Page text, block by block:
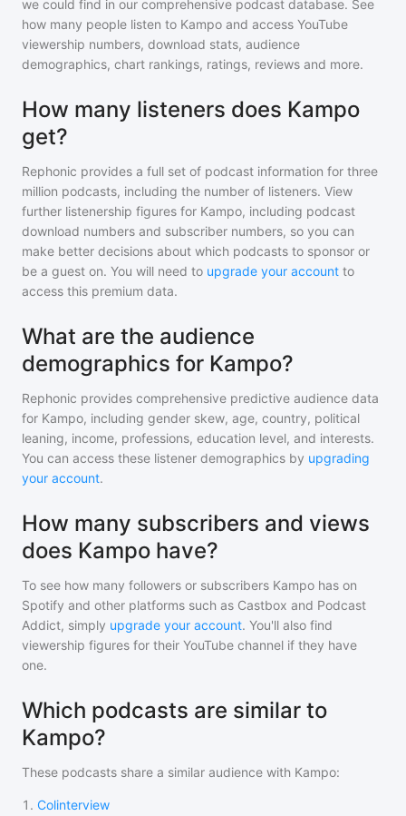
we could find in our comprehensive podcast database. See
how many people listen to Kampo and access YouTube
viewership numbers, download stats, audience
demographics, chart rankings, ratings, reviews and more.
How many listeners does Kampo
get?
Rephonic provides a full set of podcast information for three
million podcasts, including the number of listeners. View
further listenership figures for Kampo, including podcast
download numbers and subscriber numbers, so you can
make better decisions about which podcasts to sponsor or
be a guest on. You will need to upgrade your account to
access this premium data.
What are the audience
demographics for Kampo?
Rephonic provides comprehensive predictive audience data
for Kampo, including gender skew, age, country, political
leaning, income, professions, education level, and interests.
You can access these listener demographics by upgrading
your account.
How many subscribers and views
does Kampo have?
To see how many followers or subscribers Kampo has on
Spotify and other platforms such as Castbox and Podcast
Addict, simply upgrade your account. You'll also find
viewership figures for their YouTube channel if they have
one.
Which podcasts are similar to
Kampo?
These podcasts share a similar audience with Kampo:
1 . Colinterview